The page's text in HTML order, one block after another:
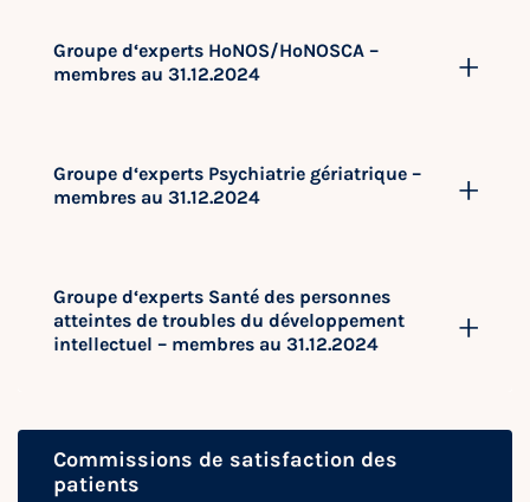
Groupe d‘experts HoNOS/HoNOSCA –
membres au 31.12.2024
Groupe d‘experts Psychiatrie gériatrique –
membres au 31.12.2024
Groupe d‘experts Santé des personnes
atteintes de troubles du développement
intellectuel – membres au 31.12.2024
Commissions de satisfaction des
patients